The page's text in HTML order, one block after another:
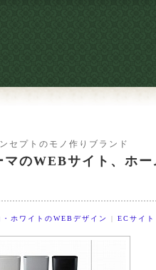
セプトのモノ作りブランド
マのWEBサイト、ホ
・ホワイトのWEBデザイン | ECサイ